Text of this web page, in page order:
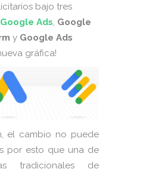
bajo tres
Google Ads, Google
y Google Ads
gráfica!
el cambio no puede
por esto que una de
tradicionales de